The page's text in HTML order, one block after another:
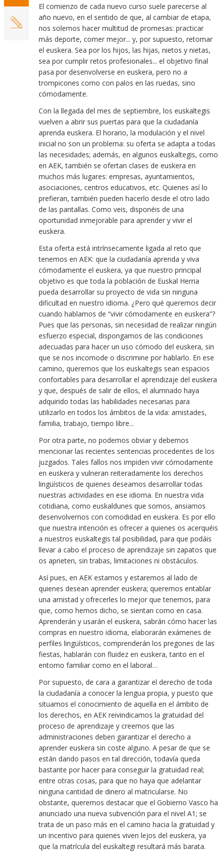
El comienzo de cada nuevo curso suele parecerse al
año nuevo, en el sentido de que, al cambiar de etapa,
nos solemos hacer multitud de promesas: practicar
más deporte, comer mejor... y, por supuesto, retomar
el euskera. Sea por los hijos, las hijas, nietos y nietas,
sea por cumplir retos profesionales... el objetivo final
pasa por desenvolverse en euskera, pero no a
trompicones como con palos en las ruedas, sino
cómodamente.
Con la llegada del mes de septiembre, los euskaltegis
vuelven a abrir sus puertas para que la ciudadanía
aprenda euskera. El horario, la modulación y el nivel
inicial no son un problema: su oferta se adapta a todas
las necesidades; además, en algunos euskaltegis, como
en AEK, también se ofertan clases de euskera en
muchos más lugares: empresas, ayuntamientos,
asociaciones, centros educativos, etc. Quienes así lo
prefieran, también pueden hacerlo desde el otro lado
de las pantallas. Como veis, disponéis de una
oportunidad inmejorable para aprender y vivir el
euskera.
Esta oferta está intrínsecamente ligada al reto que
tenemos en AEK: que la ciudadanía aprenda y viva
cómodamente el euskera, ya que nuestro principal
objetivo es que toda la población de Euskal Herria
pueda desarrollar su proyecto de vida sin ninguna
dificultad en nuestro idioma. ¿Pero qué queremos decir
cuando hablamos de “vivir cómodamente en euskera”?
Pues que las personas, sin necesidad de realizar ningún
esfuerzo especial, dispongamos de las condiciones
adecuadas para hacer un uso cómodo del euskera, sin
que se nos incomode o discrimine por hablarlo. En ese
camino, queremos que los euskaltegis sean espacios
confortables para desarrollar el aprendizaje del euskera
y que, después de salir de ellos, el alumnado haya
adquirido todas las habilidades necesarias para
utilizarlo en todos los ámbitos de la vida: amistades,
familia, trabajo, tiempo libre...
Por otra parte, no podemos obviar y debemos
mencionar las recientes sentencias procedentes de los
juzgados. Tales fallos nos impiden vivir cómodamente
en euskera y vulneran reiteradamente los derechos
lingüísticos de quienes deseamos desarrollar todas
nuestras actividades en ese idioma. En nuestra vida
cotidiana, como euskaldunes que somos, ansiamos
desenvolvernos con comodidad en euskera. Es por ello
que nuestra intención es ofrecer a quienes os acerquéis
a nuestros euskaltegis tal posibilidad, para que podáis
llevar a cabo el proceso de aprendizaje sin zapatos que
os aprieten, sin trabas, limitaciones ni obstáculos.
Así pues, en AEK estamos y estaremos al lado de
quienes desean aprender euskera; queremos entablar
una amistad y ofrecerles lo mejor que tenemos, para
que, como hemos dicho, se sientan como en casa.
Aprenderán y usarán el euskera, sabrán cómo hacer las
compras en nuestro idioma, elaborarán exámenes de
perfiles lingüísticos, comprenderán los pregones de las
fiestas, hablarán con fluidez en euskera, tanto en el
entorno familiar como en el laboral…
Por supuesto, de cara a garantizar el derecho de toda
la ciudadanía a conocer la lengua propia, y puesto que
situamos el conocimiento de aquella en el ámbito de
los derechos, en AEK reivindicamos la gratuidad del
proceso de aprendizaje y creemos que las
administraciones deben garantizar el derecho a
aprender euskera sin coste alguno. A pesar de que se
están dando pasos en tal dirección, todavía queda
bastante por hacer para conseguir la gratuidad real;
entre otras cosas, para que no haya que adelantar
ninguna cantidad de dinero al matricularse. No
obstante, queremos destacar que el Gobierno Vasco ha
anunciado una nueva subvención para el nivel A1; se
trata de un paso más en el camino hacia la gratuidad y
un incentivo para quienes viven lejos del euskera, ya
que la matrícula del euskaltegi resultará más barata.